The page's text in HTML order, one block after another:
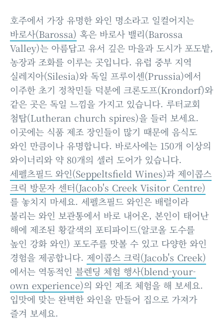
호주에서 가장 유명한 와인 명소라고 일컬어지는
바로사(Barossa) 혹은 바로사 밸리(Barossa
Valley)는 아름답고 유서 깊은 마을과 도시가 포도밭,
농장과 조화를 이루는 곳입니다. 유럽 중부 지역
실레지아(Silesia)와 독일 프루이센(Prussia)에서
이주한 초기 정착민들 덕분에 크론도프(Krondorf)와
같은 곳은 독일 느낌을 가지고 있습니다. 루터교회
첨탑(Lutheran church spires)을 들러 보세요.
이곳에는 식품 제조 장인들이 많기 때문에 음식도
와인 만큼이나 유명합니다. 바로사에는 150개 이상의
와이너리와 약 80개의 셀러 도어가 있습니다.
세펠츠필드 와인(Seppeltsfield Wines)과 제이콥스
크릭 방문자 센터(Jacob's Creek Visitor Centre)
를 놓치지 마세요. 세펠츠필드 와인은 배럴이라
불리는 와인 보관통에서 바로 내어온, 본인이 태어난
해에 제조된 황갈색의 포티파이드(알코올 도수를
높인 강화 와인) 포도주를 맛볼 수 있고 다양한 와인
경험을 제공합니다. 제이콥스 크릭(Jacob's Creek)
에서는 역동적인 블렌딩 체험 행사(blend-your-
own experience)의 와인 제조 체험을 해 보세요.
입맛에 맞는 완벽한 와인을 만들어 집으로 가져가
즐겨 보세요.